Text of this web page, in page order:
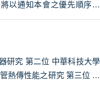
以通知本會之優先順序為
熱傳性能之研究 第三位 國